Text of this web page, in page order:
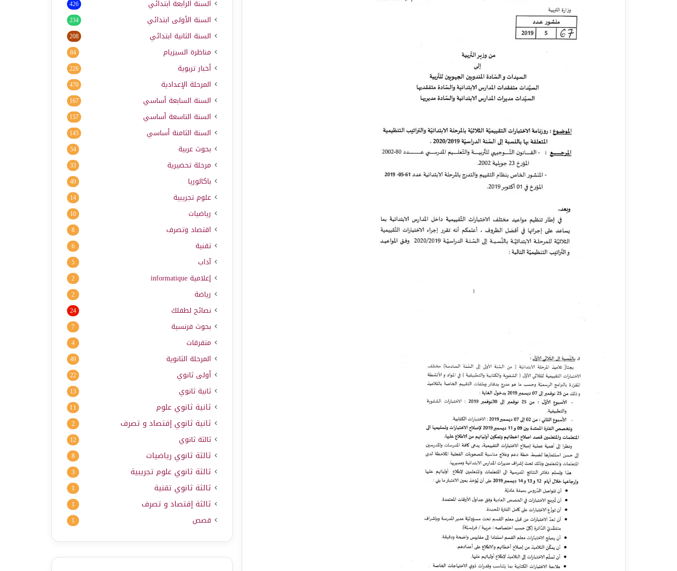
السنة الرابعة ابتدائي 426
السنة الأولى ابتدائي 234
السنة الثانية ابتدائي 208
مناظرة السيزيام 84
أخبار تربوية 226
المرحلة الإعدادية 470
السنة السابعة أساسي 167
السنة التاسعة أساسي 157
السنة الثامنة أساسي 145
بحوث عربية 54
مرحلة تحضيرية 33
باكالوريا 49
علوم تجريبية 14
رياضيات 10
اقتصاد وتصرف 8
تقنية 6
آداب 5
إعلامية informatique
2
رياضة 2
نصائح لطفلك 24
بحوث فرنسية 7
متفرقات 4
المرحلة الثانوية 49
أولى ثانوي 22
ثانية ثانوي 13
ثانية ثانوي علوم 11
ثانية ثانوي إقتصاد و تصرف 2
ثالثة ثانوي 12
ثالثة ثانوي رياضيات 8
ثالثة ثانوي علوم تجريبية 3
ثالثة ثانوي تقنية 1
ثالثة إقتصاد و تصرف 1
قصص 1